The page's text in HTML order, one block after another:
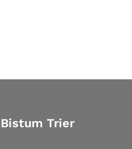
Bistum Trier